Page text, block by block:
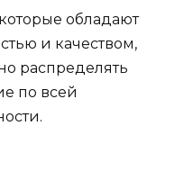
обладают
и качеством,
распределять
по всей